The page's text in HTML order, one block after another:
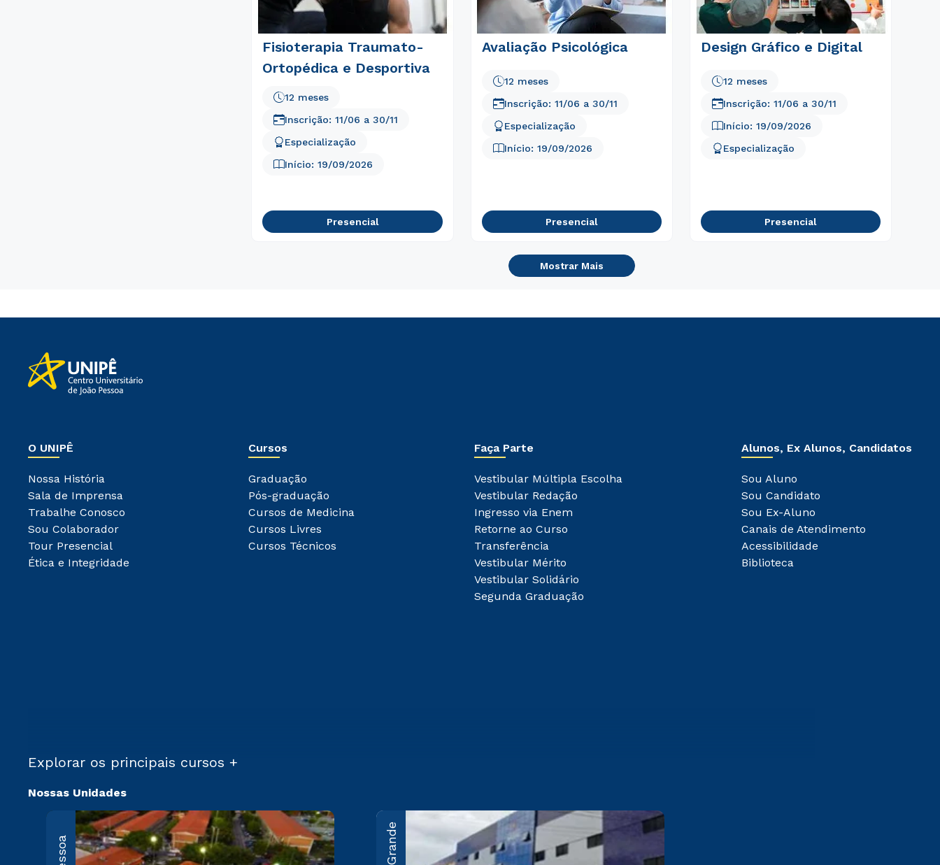
Fisioterapia Traumato-
Ortopédica e Desportiva
12 meses
Especialização
Início:19/09/2026
Inscrição:11/06 a 30/11
Presencial
Avaliação Psicológica
Especialização
12 meses
Início: 19/09/2026
Inscrição: 11/06 a 30/11
Presencial
Design Gráfico e Digital
Início:19/09/2026
Especialização
12 meses
Inscrição:11/06 a 30/11
Presencial
Mostrar Mais
O UNIPÊ
Nossa História
Sala de Imprensa
Trabalhe Conosco
Sou Colaborador
Tour Presencial
Ética e Integridade
Cursos
Graduação
Pós-graduação
Cursos de Medicina
Cursos Livres
Cursos Técnicos
Faça Parte
Vestibular Múltipla Escolha
Vestibular Redação
Ingresso via Enem
Retorne ao Curso
Transferência
Vestibular Mérito
Vestibular Solidário
Segunda Graduação
Alunos, Ex Alunos, Candidatos
Sou Aluno
Sou Candidato
Sou Ex-Aluno
Canais de Atendimento
Acessibilidade
Biblioteca
Explorar os principais cursos +
Nossas Unidades
João Pessoa
Rodovia BR-230, KM 22 Água
Fria - João Pessoa/PB CEP